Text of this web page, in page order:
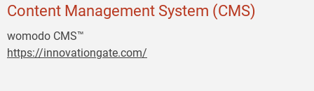
Content Management System (CMS)
womodo CMS™
https://innovationgate.com/